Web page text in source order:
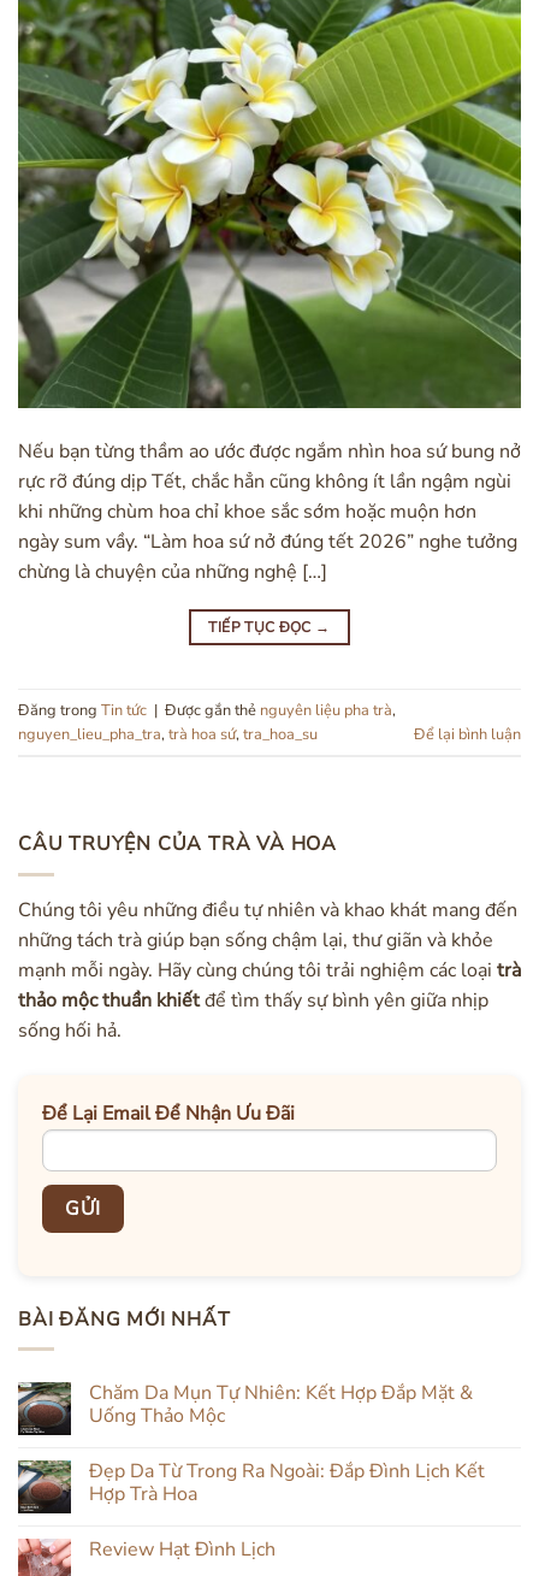
Nếu bạn từng thầm ao ước được ngắm nhìn hoa sứ bung nở
rực rỡ đúng dịp Tết, chắc hẳn cũng không ít lần ngậm ngùi
khi những chùm hoa chỉ khoe sắc sớm hoặc muộn hơn
ngày sum vầy. “Làm hoa sứ nở đúng tết 2026” nghe tưởng
chừng là chuyện của những nghệ […]
TIẾP TỤC ĐỌC →
Đăng trong Tin tức | Được gắn thẻ nguyên liệu pha trà,
nguyen_lieu_pha_tra, trà hoa sứ, tra_hoa_su Để lại bình luận
CÂU TRUYỆN CỦA TRÀ VÀ HOA
Chúng tôi yêu những điều tự nhiên và khao khát mang đến
những tách trà giúp bạn sống chậm lại, thư giãn và khỏe
mạnh mỗi ngày. Hãy cùng chúng tôi trải nghiệm các loại trà
thảo mộc thuần khiếtđể tìm thấy sự bình yên giữa nhịp
sống hối hả.
Để Lại Email Để Nhận Ưu Đãi
BÀI ĐĂNG MỚI NHẤT
Chăm Da Mụn Tự Nhiên: Kết Hợp Đắp Mặt &
Uống Thảo Mộc
bình
luận
ở
Mụn
Đẹp Da Từ Trong Ra Ngoài: Đắp Đình Lịch Kết
Hợp Trà Hoa
bình
Review Hạt Đình Lịch